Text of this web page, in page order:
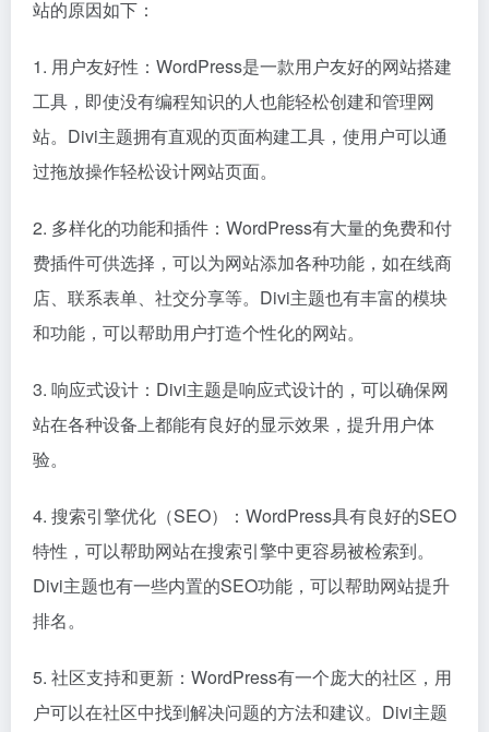
站的原因如下：
1. 用户友好性：WordPress是一款用户友好的网站搭建
工具，即使没有编程知识的人也能轻松创建和管理网
站。Divi主题拥有直观的页面构建工具，使用户可以通
过拖放操作轻松设计网站页面。
2. 多样化的功能和插件：WordPress有大量的免费和付
费插件可供选择，可以为网站添加各种功能，如在线商
店、联系表单、社交分享等。Divi主题也有丰富的模块
和功能，可以帮助用户打造个性化的网站。
3. 响应式设计：Divi主题是响应式设计的，可以确保网
站在各种设备上都能有良好的显示效果，提升用户体
验。
4. 搜索引擎优化（SEO）：WordPress具有良好的SEO
特性，可以帮助网站在搜索引擎中更容易被检索到。
Divi主题也有一些内置的SEO功能，可以帮助网站提升
排名。
5. 社区支持和更新：WordPress有一个庞大的社区，用
户可以在社区中找到解决问题的方法和建议。Divi主题